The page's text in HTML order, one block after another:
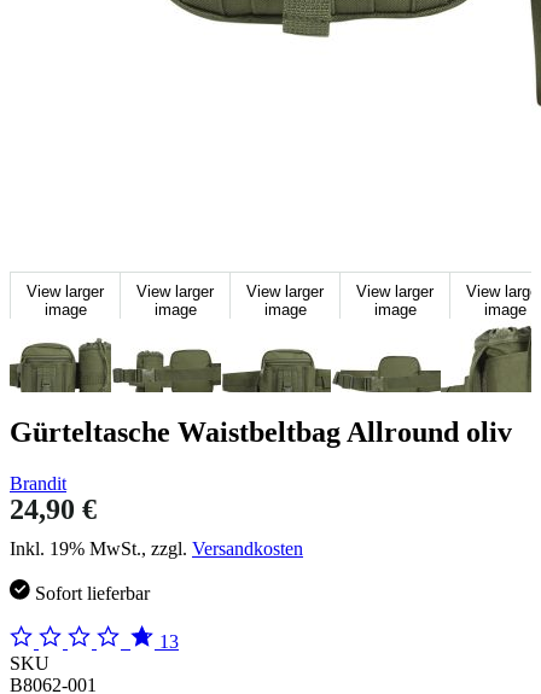
View larger
image
View larger
image
View larger
image
View larger
image
View
image
Gürteltasche Waistbeltbag Allround oliv
Brandit
24,90 €
Inkl. 19% MwSt., zzgl. Versandkosten
Sofort lieferbar
13
SKU
B8062-001